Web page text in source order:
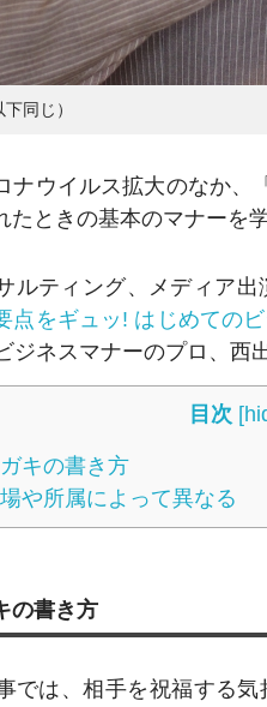
同じ）
ウイルス拡大のなか、
たときの基本のマナーを
ティング、メディア出
点をギュッ! はじめての
ジネスマナーのプロ、西
目次 [
キの書き方
や所属によって異なる
の書き方
では、相手を祝福する